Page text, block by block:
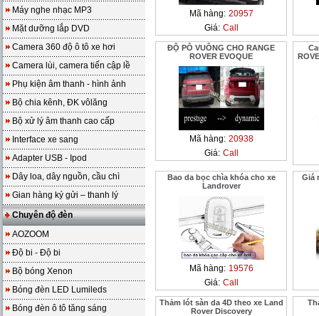
Máy nghe nhạc MP3
Mặt dưỡng lắp DVD
Camera 360 độ ô tô xe hơi
Camera lùi, camera tiến cập lề
Phụ kiện âm thanh - hình ảnh
Bộ chia kênh, ĐK vôlăng
Bộ xử lý âm thanh cao cấp
Interface xe sang
Adapter USB - Ipod
Dây loa, dây nguồn, cầu chì
Gian hàng ký gửi – thanh lý
Chuyên độ đèn
AOZOOM
Độ bi - Độ bi
Bộ bóng Xenon
Bóng đèn LED Lumileds
Bóng đèn ô tô tăng sáng
Mã hàng: 20957
Giá: Call
ĐỘ PÔ VUÔNG CHO RANGE
ROVER EVOQUE
Mã hàng: 20938
Giá: Call
Bao da bọc chìa khóa cho xe
Landrover
Mã hàng: 19576
Giá: Call
Giá
Thảm lót sàn da 4D theo xe Land
Rover Discovery